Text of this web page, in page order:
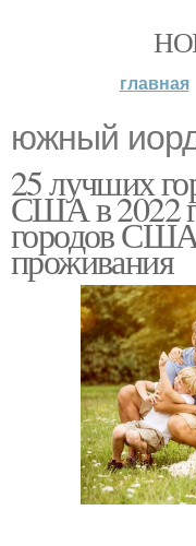
главная
​​южный
25 лучших
США в 2022
городов США
проживания